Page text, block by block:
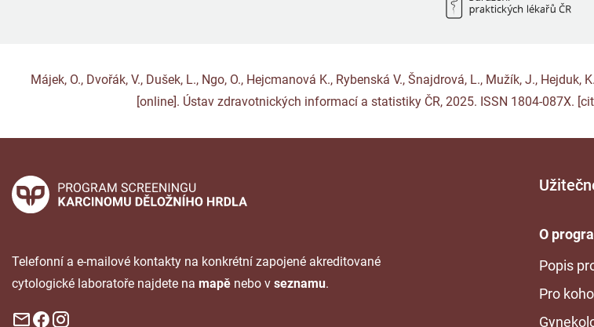
Májek, O., Dvořák, V., Dušek, L., Ngo, O., Hejcmanová K., Rybenská V., Šnajdrová, L., Mužík, J.,
[online]. Ústav zdravotnických informací a statistiky ČR, 2025. ISSN 1804-087X.
Telefonní a e-mailové kontakty na konkrétní zapojené akreditované
cytologické laboratoře najdete na mapě nebo v seznamu.
O
Popis
Pro